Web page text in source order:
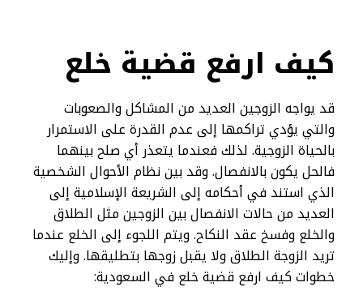
كيف ارفع قضية خلع​
قد يواجه الزوجين العديد من المشاكل والصعوبات
والتي يؤدي تراكمها إلى عدم القدرة على الاستمرار
بالحياة الزوجية. لذلك فعندما يتعذر أي صلح بينهما
فالحل يكون بالانفصال. وقد بين نظام الأحوال الشخصية
الذي استند في أحكامه إلى الشريعة الإسلامية إلى
العديد من حالات الانفصال بين الزوجين مثل الطلاق
والخلع وفسخ عقد النكاح. ويتم اللجوء إلى الخلع عندما
تريد الزوجة الطلاق ولا يقبل زوجها بتطليقها. وإليك
خطوات كيف ارفع قضية خلع في السعودية: